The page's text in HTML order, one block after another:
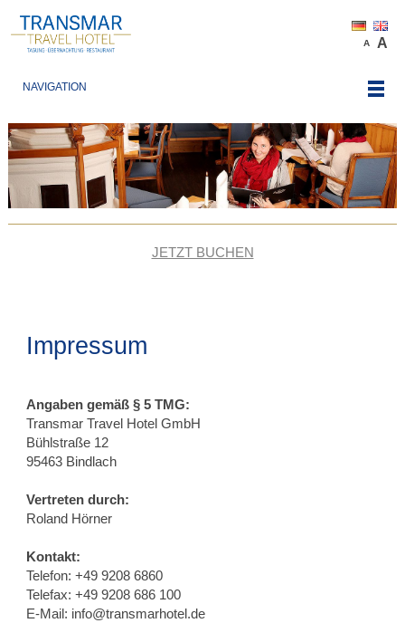
A A
NAVIGATION
JETZT BUCHEN
Impressum
Angaben gemäß § 5 TMG:
Transmar Travel Hotel GmbH
Bühlstraße 12
95463 Bindlach
Vertreten durch:
Roland Hörner
Kontakt:
Telefon: +49 9208 6860
Telefax: +49 9208 686 100
E-Mail: info@transmarhotel.de